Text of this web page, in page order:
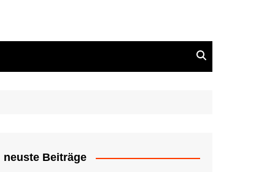
neuste Beiträge